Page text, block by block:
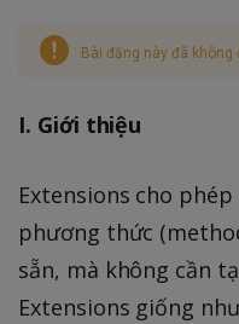
Bài đăng này đã
I. Giới thiệu
Extensions cho
phương thức
sẵn, mà không cần
Extensions giống